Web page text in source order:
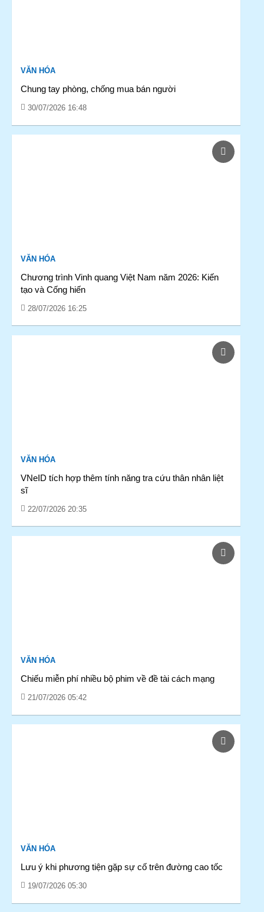
VĂN HÓA
Chung tay phòng, chống mua bán người
30/07/2026 16:48
VĂN HÓA
Chương trình Vinh quang Việt Nam năm 2026: Kiến
tạo và Cống hiến
28/07/2026 16:25
VĂN HÓA
VNeID tích hợp thêm tính năng tra cứu thân nhân liệt
sĩ
22/07/2026 20:35
VĂN HÓA
Chiếu miễn phí nhiều bộ phim về đề tài cách mạng
21/07/2026 05:42
VĂN HÓA
Lưu ý khi phương tiện gặp sự cố trên đường cao tốc
19/07/2026 05:30